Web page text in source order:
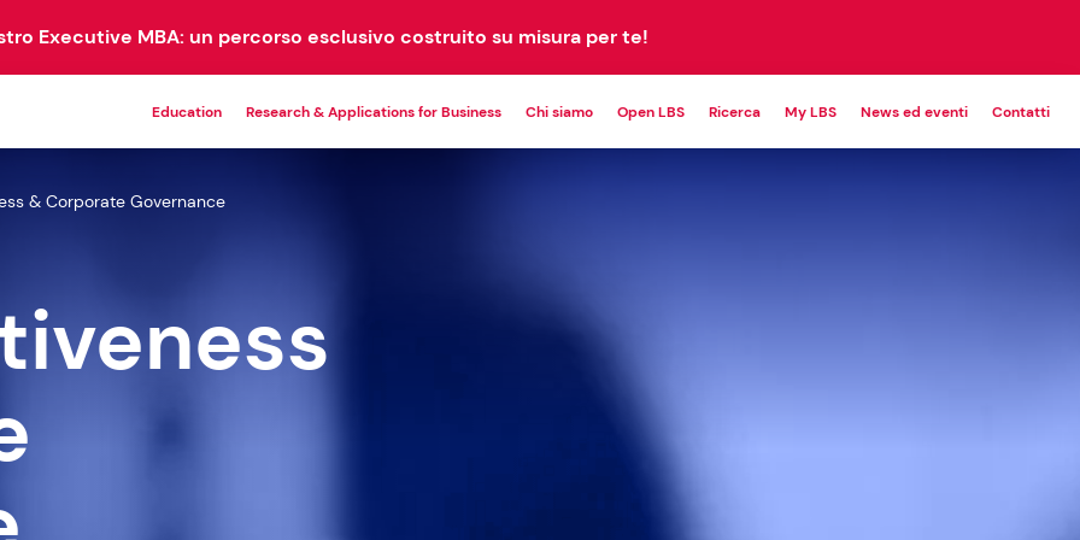
Executive MBA: un percorso esclusivo costruito su misura per te!
Education
MASTER
PROGRAMS
21 corsi disponibili
CUSTOM
PROGRAM
Research & Applications for Business
EMPOWERING
COMPETITIVENESS
Chi siamo Open LBS Ricerca My LBS News ed eventi Contatti
& Corporate Governance